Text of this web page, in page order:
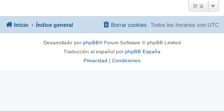
Ir a
Inicio Índice general Todos los horarios son UTC
Borrar cookies
Desarrollado porphpBB® Forum Software © phpBB Limited
Traducción al español porphpBB España
Privacidad | Condiciones